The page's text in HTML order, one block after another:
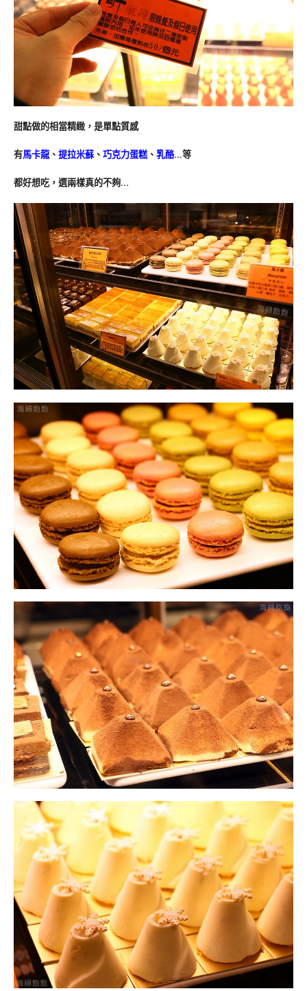
甜點做的相當精緻，是單點質感
有馬卡龍 、 提拉米蘇、 巧克力蛋糕 、 乳酪…等
都好想吃，選兩樣真的不夠…